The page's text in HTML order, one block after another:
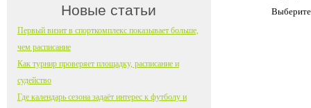
Новые статьи
Первый визит в спорткомплекс показывает больше,
чем расписание
Как турнир проверяет площадку, расписание и
судейство
Где календарь сезона задаёт интерес к футболу и